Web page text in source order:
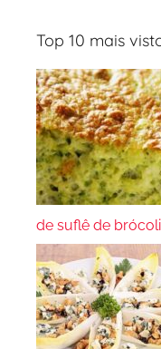
Top 10 mais
de suflê de